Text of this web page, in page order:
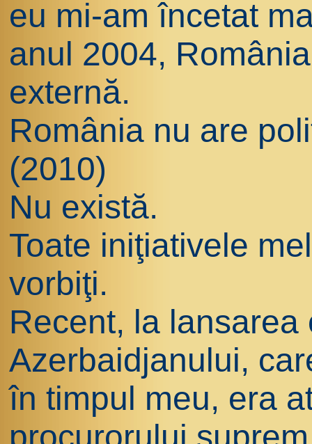
eu mi-am încetat
anul 2004,
externă.
România nu are
(2010)
Nu există.
Toate iniţiativele
vorbiţi.
Recent, la
Azerbaidjanului,
în timpul meu, era
procurorului